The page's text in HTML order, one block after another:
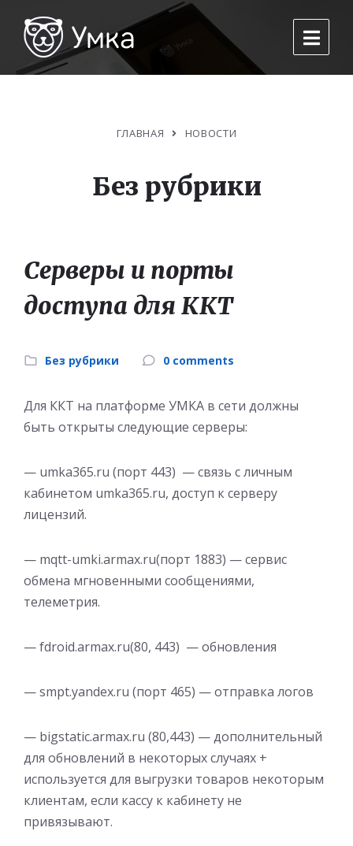
ГЛАВНАЯ НОВОСТИ
Без рубрики
Серверы и порты
доступа для ККТ
Без рубрики 0 comments
Для ККТ на платформе УМКА в сети должны
быть открыты следующие серверы:
— umka365.ru (порт 443) — связь с личным
кабинетом umka365.ru, доступ к серверу
лицензий.
— mqtt-umki.armax.ru(порт 1883) — сервис
обмена мгновенными сообщениями,
телеметрия.
— fdroid.armax.ru(80, 443) — обновления
— smpt.yandex.ru (порт 465) — отправка логов
— bigstatic.armax.ru (80,443) — дополнительный
для обновлений в некоторых случаях +
используется для выгрузки товаров некоторым
клиентам, если кассу к кабинету не
привязывают.